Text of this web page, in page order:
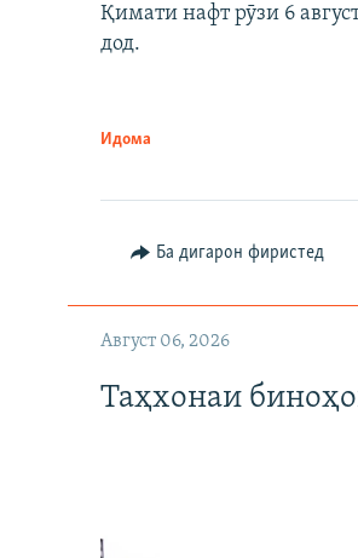
Қимати нафт рӯзи 6
дод.
Идома
Ба дигарон фиристед
Август 06, 2026
Таҳхонаи